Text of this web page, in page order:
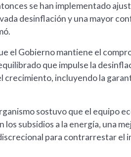
se han implementado
desinflación y una mayor
el Gobierno mantiene el
que impulse la
incluyendo la
sostuvo que el equipo
subsidios a la energía, una
para contrarrestar el